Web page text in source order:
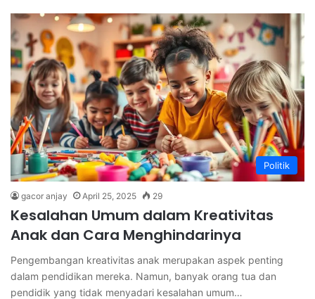
Politik
gacor anjay April 25, 2025 29
Kesalahan Umum dalam Kreativitas
Anak dan Cara Menghindarinya
Pengembangan kreativitas anak merupakan aspek penting
dalam pendidikan mereka. Namun, banyak orang tua dan
pendidik yang tidak menyadari kesalahan umum…